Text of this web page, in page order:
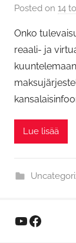
Posted on 14
Onko
reaali- ja
Lue lisää
YouTube